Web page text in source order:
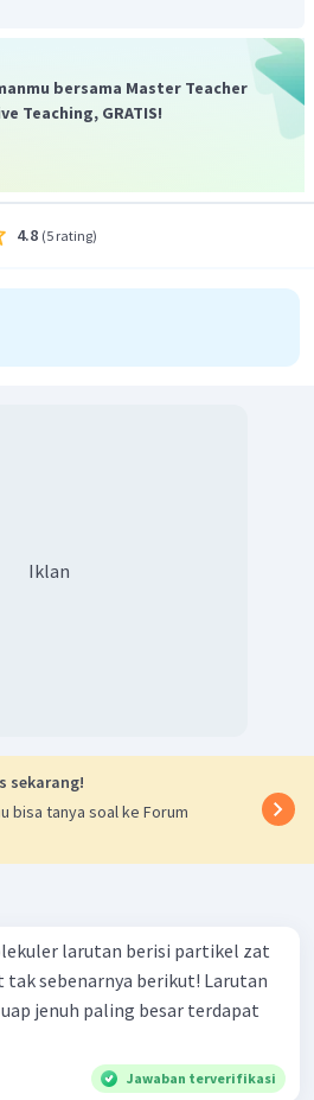
maka tekanan uap larutan
bersama Master Teacher
Teaching, GRATIS!
4.8 (5 rating)
Iklan
sekarang!
bisa tanya soal ke Forum
larutan berisi partikel zat
berikut! Larutan
jenuh paling besar terdapat
Jawaban terverifikasi